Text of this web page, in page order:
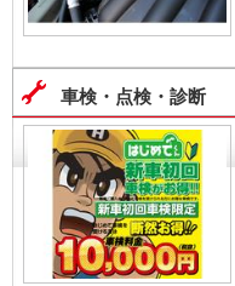
車検・点検・診断